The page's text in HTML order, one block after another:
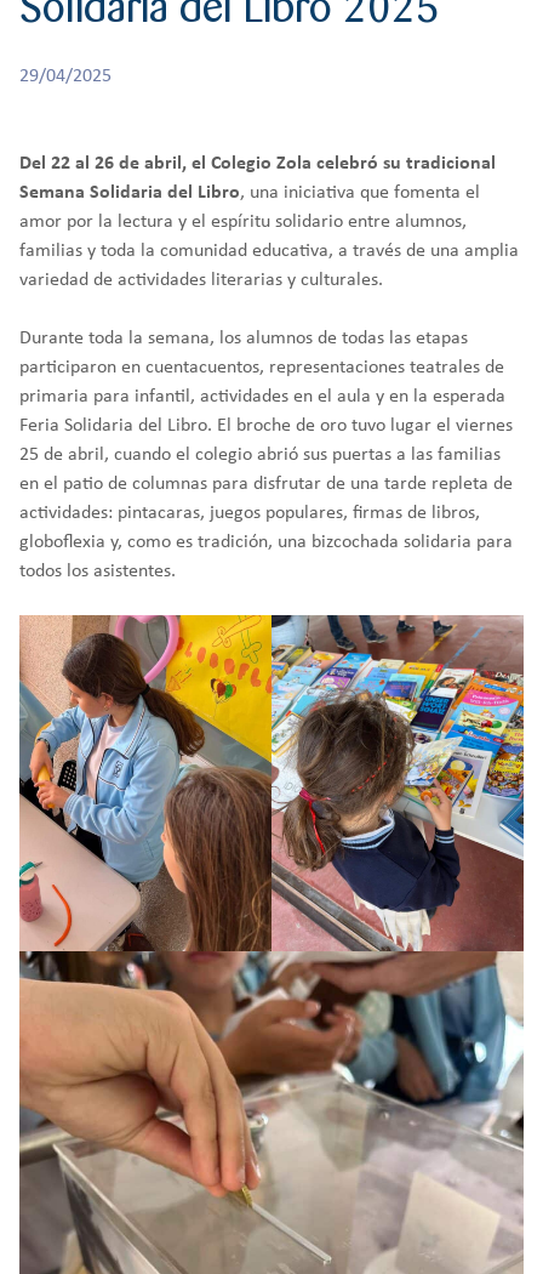
CREATIVIDAD
BACHILLERATO
29/04/2025
Del 22 al 26 de abril, el Colegio Zola celebró su tradicional
Semana Solidaria del Libro, una iniciativa que fomenta el
amor por la lectura y el espíritu solidario entre alumnos,
familias y toda la comunidad educativa, a través de una amplia
variedad de actividades literarias y culturales.
Durante toda la semana, los alumnos de todas las etapas
participaron en cuentacuentos, representaciones teatrales de
primaria para infantil, actividades en el aula y en la esperada
Feria Solidaria del Libro. El broche de oro tuvo lugar el viernes
25 de abril, cuando el colegio abrió sus puertas a las familias
en el patio de columnas para disfrutar de una tarde repleta de
actividades: pintacaras, juegos populares, firmas de libros,
globoflexia y, como es tradición, una bizcochada solidaria para
todos los asistentes.